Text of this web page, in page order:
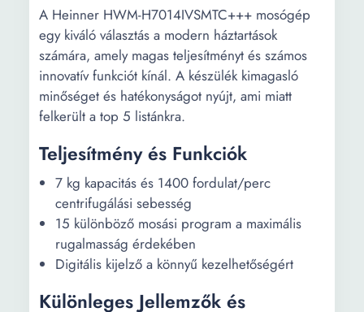
A Heinner HWM-H7014IVSMTC+++ mosógép
egy kiváló választás a modern háztartások
számára, amely magas teljesítményt és számos
innovatív funkciót kínál. A készülék kimagasló
minőséget és hatékonyságot nyújt, ami miatt
felkerült a top 5 listánkra.
Teljesítmény és Funkciók
7 kg kapacitás és 1400 fordulat/perc
centrifugálási sebesség
15 különböző mosási program a maximális
rugalmasság érdekében
Digitális kijelző a könnyű kezelhetőségért
Különleges Jellemzők és